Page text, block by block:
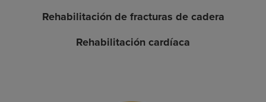
Rehabilitación de fracturas de cadera
Rehabilitación cardíaca